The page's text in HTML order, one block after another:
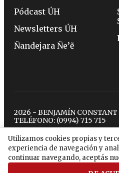
Utilizamos cookies propias y
experiencia de navegación y
continuar navegando, aceptás
Pódcast ÚH
Newsletters ÚH
Ñandejara Ñe’ẽ
2026 - BENJAMÍN
TELÉFONO: (0994) 715 715
twitterinstagram
facebook